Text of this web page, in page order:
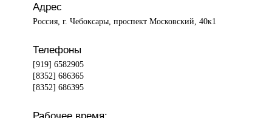
Адрес
Россия, г. Чебоксары, проспект Московский, 40к1
Телефоны
[919] 6582905
[8352] 686365
[8352] 686395
Рабочее время: